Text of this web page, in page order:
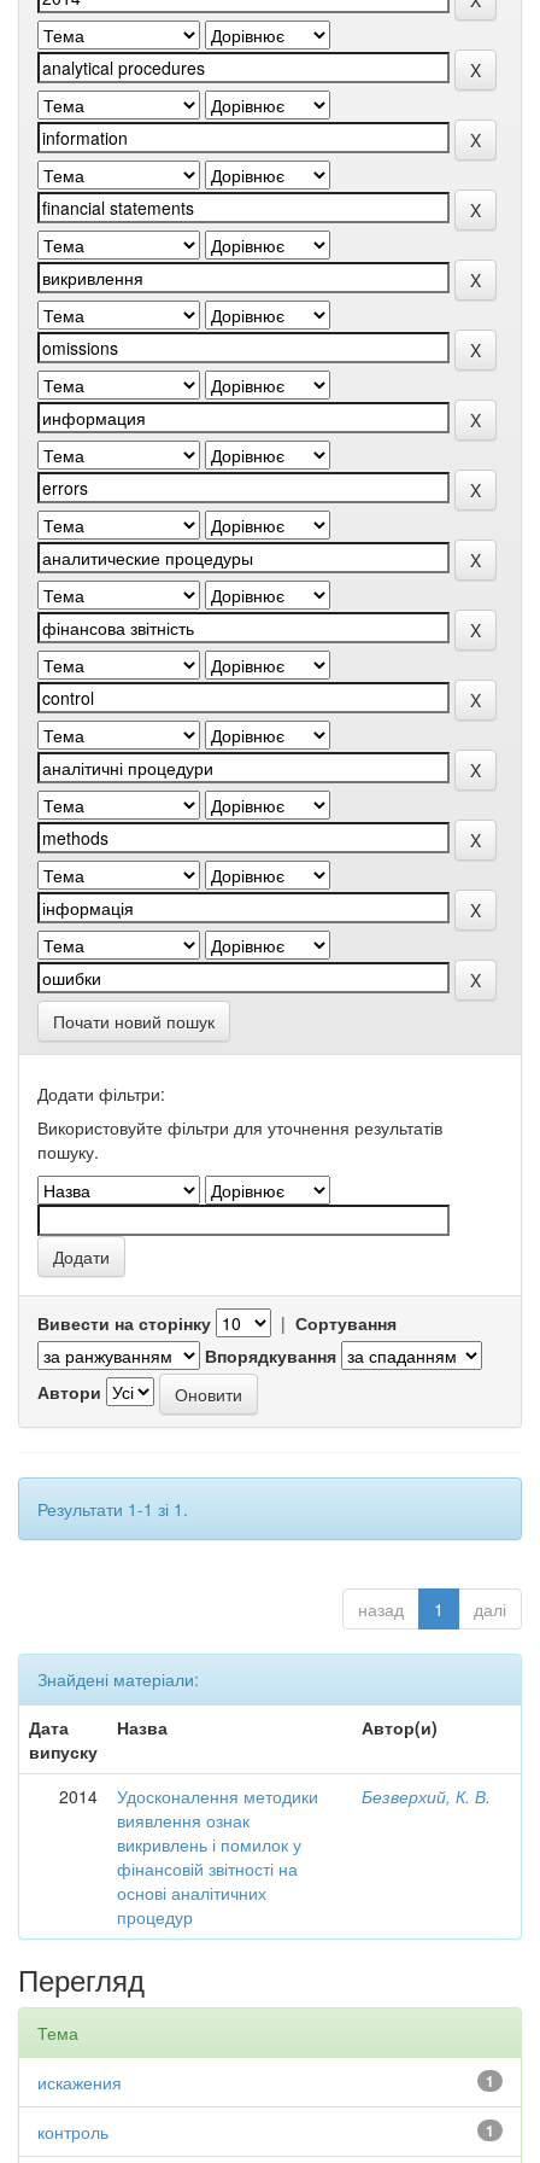
Почати новий пошук
Додати фільтри:
Використовуйте фільтри для уточнення результатів
пошуку.
Вивести на сторінку | Сортування
Впорядкування
Автори
Результати 1-1 зі 1.
назад 1 далі
Знайдені матеріали:
Дата
випуску
Назва Автор(и)
2014
Удосконалення методики
виявлення ознак
викривлень і помилок у
фінансовій звітності на
основі аналітичних
процедур
Безверхий, К. В.
Перегляд
Тема
1
искажения
1
контроль